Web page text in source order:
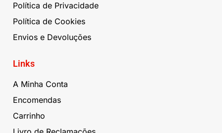
Política de Privacidade
Política de Cookies
Envios e Devoluções
Links
A Minha Conta
Encomendas
Carrinho